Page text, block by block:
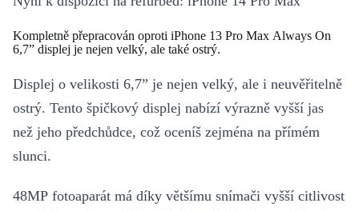
Kompletně přepracován oproti iPhone 13 Pro Max Always On
6,7” displej je nejen velký, ale také ostrý.
Displej o velikosti 6,7” je nejen velký, ale i neuvěřitelně
ostrý. Tento špičkový displej nabízí výrazně vyšší jas
než jeho předchůdce, což oceníš zejména na přímém
slunci.
48MP fotoaparát má díky většímu snímači vyšší citlivost